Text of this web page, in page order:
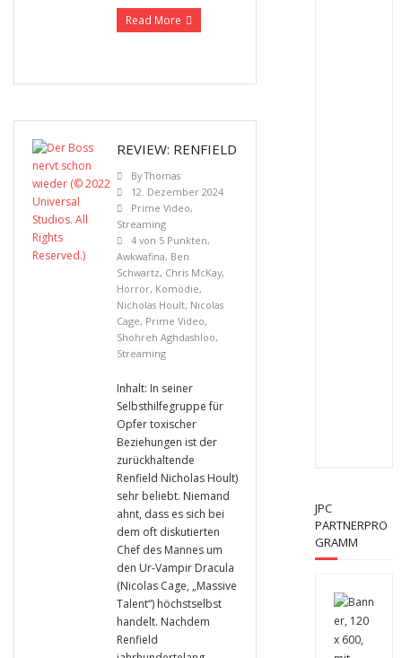
Read More
REVIEW: RENFIELD
ByThomas
12. Dezember 2024
Prime Video,
Streaming
4 von 5 Punkten,
Awkwafina, Ben
Schwartz, Chris McKay,
Horror, Komödie,
Nicholas Hoult, Nicolas
Cage, Prime Video,
Shohreh Aghdashloo,
Streaming
Inhalt: In seiner
Selbsthilfegruppe für
Opfer toxischer
Beziehungen ist der
zurückhaltende
Renfield Nicholas Hoult)
sehr beliebt. Niemand
ahnt, dass es sich bei
dem oft diskutierten
Chef des Mannes um
den Ur-Vampir Dracula
(Nicolas Cage, „Massive
Talent“) höchstselbst
handelt. Nachdem
Renfield
JPC
PARTNERPRO
GRAMM